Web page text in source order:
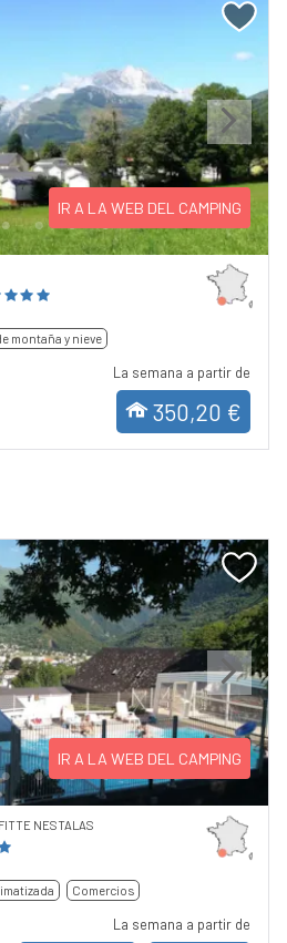
Next
IR A LA WEB DEL CAMPING
montaña y nieve
La semana a partir de
350,20 €
Next
IR A LA WEB DEL CAMPING
NESTALAS
Comercios
La semana a partir de